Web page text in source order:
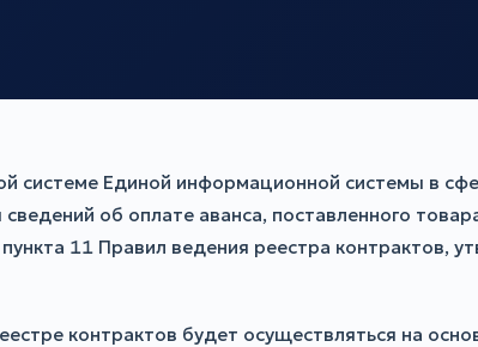
системе Единой информационной системы в
об оплате аванса, поставленного
11 Правил ведения реестра контрактов,
контрактов будет осуществляться на